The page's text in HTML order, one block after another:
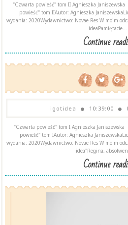
"Czwarta powieść" tom II Agnieszka
powieść" tom IIAutor: Agnieszka
wydania: 2020Wydawnictwo: Novae Res W moim
ideaPamiętacie...
Continue
igotidea 10:39:00
"Czwarta powieść" tom I Agnieszka
powieść" tom IAutor: Agnieszka
wydania: 2020Wydawnictwo: Novae Res W moim
idea"Regina,
Continue